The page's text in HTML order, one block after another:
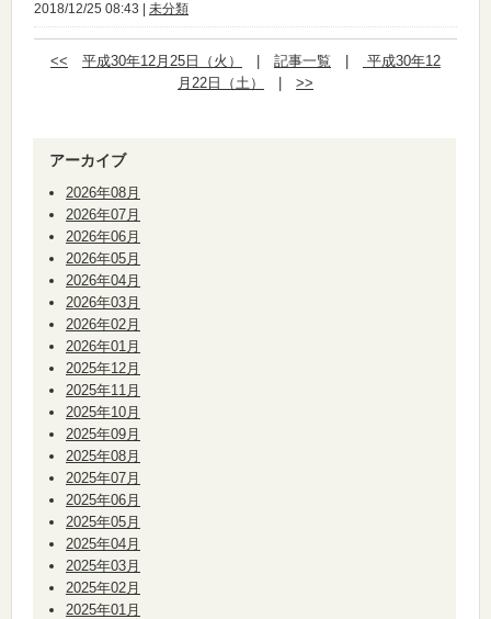
2018/12/25 08:43 | 未分類
<< 平成30年12月25日（火） 記事一覧
平成30年12
月22日（土）
>>
アーカイブ
2026年08月
2026年07月
2026年06月
2026年05月
2026年04月
2026年03月
2026年02月
2026年01月
2025年12月
2025年11月
2025年10月
2025年09月
2025年08月
2025年07月
2025年06月
2025年05月
2025年04月
2025年03月
2025年02月
2025年01月